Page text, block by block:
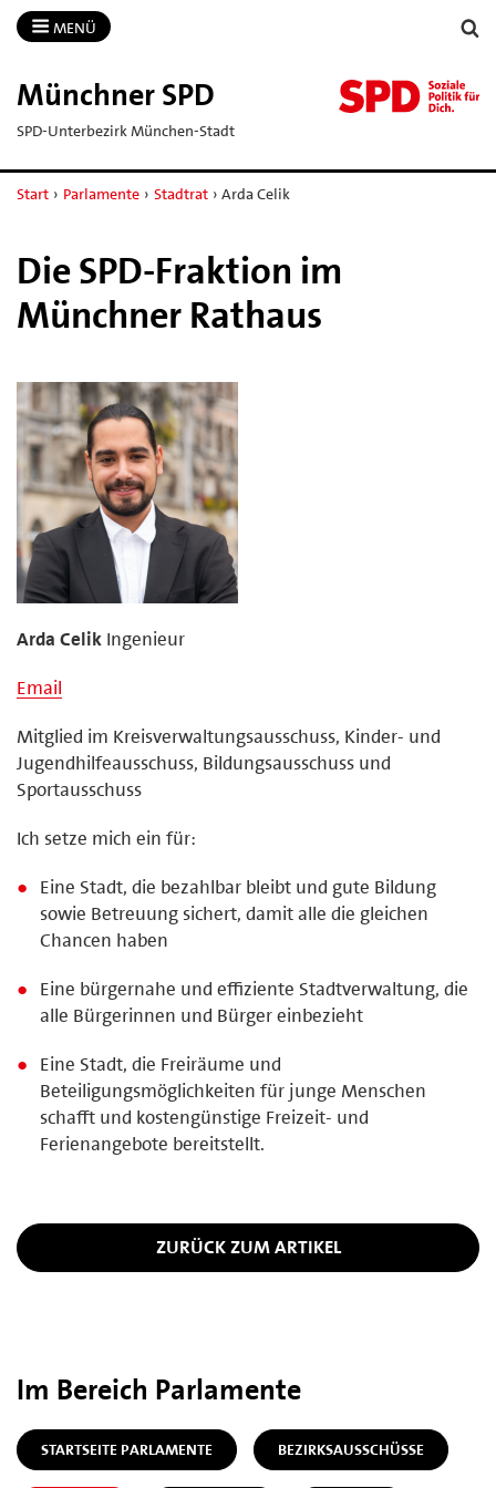
MENÜ
Münchner SPD
SPD-Unterbezirk München-Stadt
Start › Parlamente › Stadtrat › Arda Celik
Die SPD-Fraktion im
Münchner Rathaus
Arda Celik Ingenieur
Email
Mitglied im Kreisverwaltungsausschuss, Kinder- und
Jugendhilfeausschuss, Bildungsausschuss und
Sportausschuss
Ich setze mich ein für:
Eine Stadt, die bezahlbar bleibt und gute Bildung
sowie Betreuung sichert, damit alle die gleichen
Chancen haben
Eine bürgernahe und effiziente Stadtverwaltung, die
alle Bürgerinnen und Bürger einbezieht
Eine Stadt, die Freiräume und
Beteiligungsmöglichkeiten für junge Menschen
schafft und kostengünstige Freizeit- und
Ferienangebote bereitstellt.
ZURÜCK ZUM ARTIKEL
Im Bereich Parlamente
STARTSEITE PARLAMENTE BEZIRKSAUSSCHÜSSE